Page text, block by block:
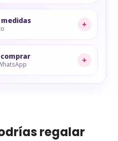
+
+
regalar